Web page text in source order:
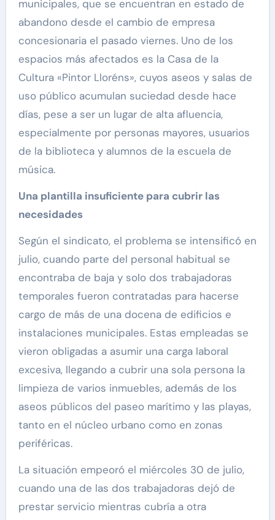
municipales, que se encuentran en estado de
abandono desde el cambio de empresa
concesionaria el pasado viernes. Uno de los
espacios más afectados es la Casa de la
Cultura «Pintor Lloréns», cuyos aseos y salas de
uso público acumulan suciedad desde hace
días, pese a ser un lugar de alta afluencia,
especialmente por personas mayores, usuarios
de la biblioteca y alumnos de la escuela de
música.
Una plantilla insuficiente para cubrir las
necesidades
Según el sindicato, el problema se intensificó en
julio, cuando parte del personal habitual se
encontraba de baja y solo dos trabajadoras
temporales fueron contratadas para hacerse
cargo de más de una docena de edificios e
instalaciones municipales. Estas empleadas se
vieron obligadas a asumir una carga laboral
excesiva, llegando a cubrir una sola persona la
limpieza de varios inmuebles, además de los
aseos públicos del paseo marítimo y las playas,
tanto en el núcleo urbano como en zonas
periféricas.
La situación empeoró el miércoles 30 de julio,
cuando una de las dos trabajadoras dejó de
prestar servicio mientras cubría a otra